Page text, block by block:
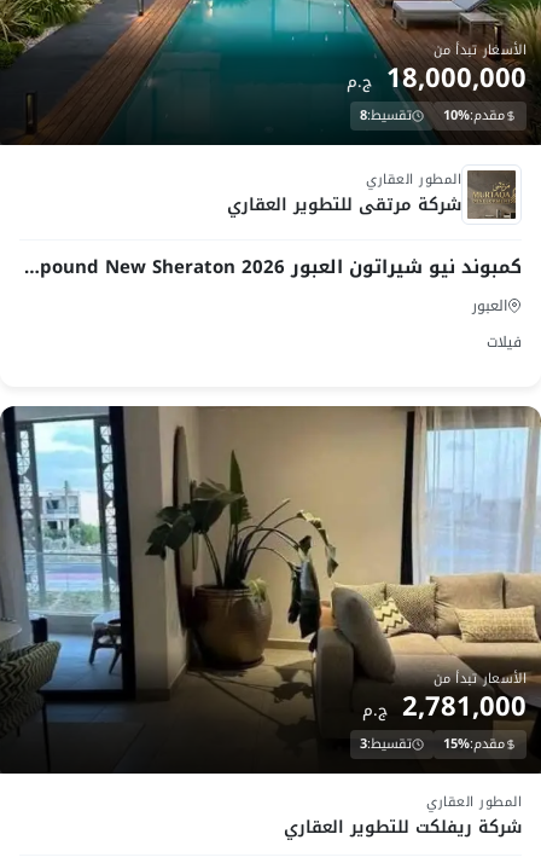
عروض عقارية
الأسعار تبدأ من
18,000,000 ج.م
مقدم:10% تقسيط:8
المطور العقاري
شركة مرتقى للتطوير العقاري
​كمبوند نيو شيراتون العبور 2026 Compound New Sheraton
العبور
فيلات
تحت الانشاء
الأسعار تبدأ من
2,781,000 ج.م
مقدم:15% تقسيط:3
المطور العقاري
شركة ريفلكت للتطوير العقاري